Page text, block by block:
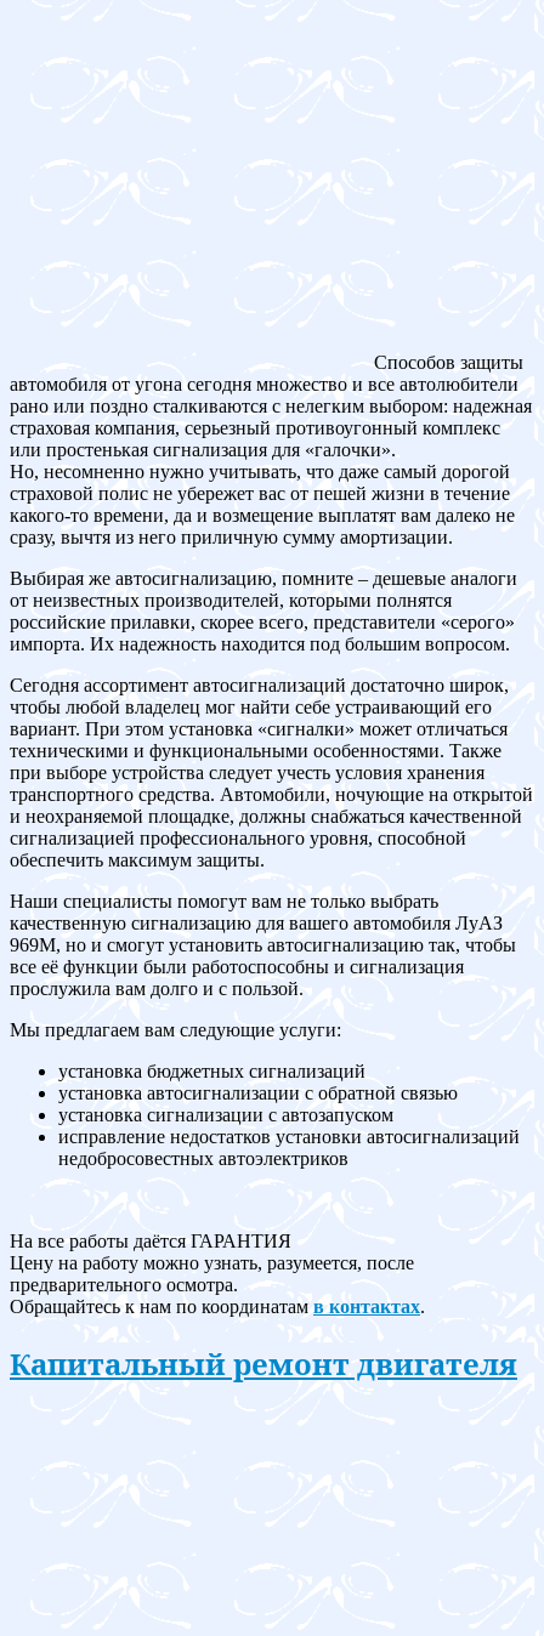
Способов защиты
автомобиля от угона сегодня множество и все автолюбители
рано или поздно сталкиваются с нелегким выбором: надежная
страховая компания, серьезный противоугонный комплекс
или простенькая сигнализация для «галочки».
Но, несомненно нужно учитывать, что даже самый дорогой
страховой полис не убережет вас от пешей жизни в течение
какого-то времени, да и возмещение выплатят вам далеко не
сразу, вычтя из него приличную сумму амортизации.
Выбирая же автосигнализацию, помните – дешевые аналоги
от неизвестных производителей, которыми полнятся
российские прилавки, скорее всего, представители «серого»
импорта. Их надежность находится под большим вопросом.
Сегодня ассортимент автосигнализаций достаточно широк,
чтобы любой владелец мог найти себе устраивающий его
вариант. При этом установка «сигналки» может отличаться
техническими и функциональными особенностями. Также
при выборе устройства следует учесть условия хранения
транспортного средства. Автомобили, ночующие на открытой
и неохраняемой площадке, должны снабжаться качественной
сигнализацией профессионального уровня, способной
обеспечить максимум защиты.
Наши специалисты помогут вам не только выбрать
качественную сигнализацию для вашего автомобиля ЛуАЗ
969M, но и смогут установить автосигнализацию так, чтобы
все её функции были работоспособны и сигнализация
прослужила вам долго и с пользой.
Мы предлагаем вам следующие услуги:
установка бюджетных сигнализаций
установка автосигнализации с обратной связью
установка сигнализации с автозапуском
исправление недостатков установки автосигнализаций
недобросовестных автоэлектриков
На все работы даётся ГАРАНТИЯ
Цену на работу можно узнать, разумеется, после
предварительного осмотра.
Обращайтесь к нам по координатам в контактах.
Капитальный ремонт двигателя